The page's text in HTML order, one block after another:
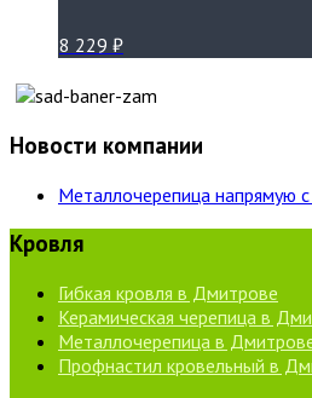
8 229 ₽
Новости компании
Металлочерепица напрямую
Кровля
Гибкая кровля в Дмитрове
Керамическая черепица в
Металлочерепица в
Профнастил кровельный в